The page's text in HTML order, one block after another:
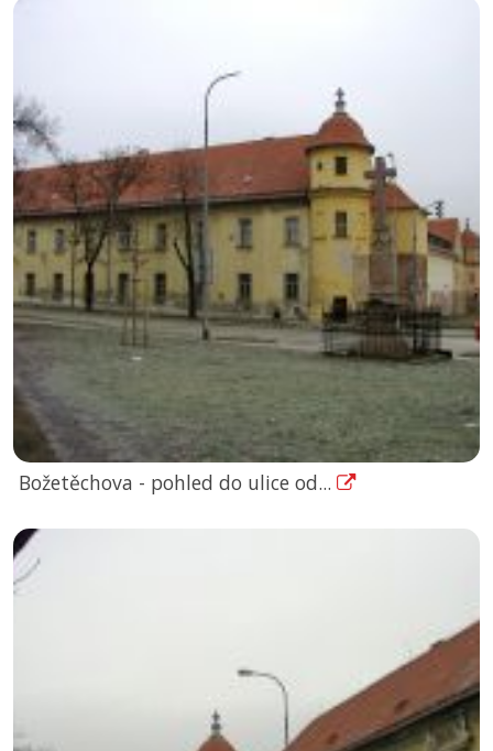
Božetěchova - pohled do ulice od...